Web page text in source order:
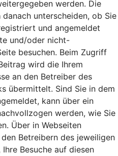
werden. Die
unterscheiden, ob Sie
und angemeldet
und/oder nicht-
besuchen. Beim Zugriff
wird die Ihrem
an den Betreiber des
übermittelt. Sind Sie in dem
kann über ein
werden, wie Sie
Über in Webseiten
Betreibern des jeweiligen
Besuche auf diesen